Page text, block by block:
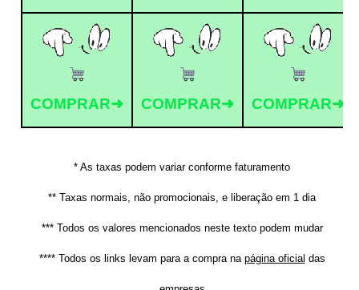
COMPRAR➜ COMPRAR➜ COMPRAR➜
* As taxas podem variar conforme faturamento
** Taxas normais, não promocionais, e liberação em 1 dia
*** Todos os valores mencionados neste texto podem mudar
**** Todos os links levam para a compra na página oficial das